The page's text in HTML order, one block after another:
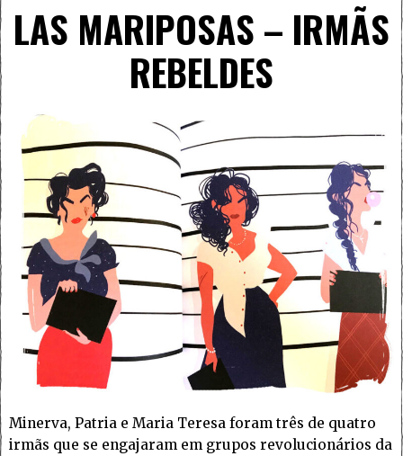
LAS MARIPOSAS – IRMÃS
REBELDES
Minerva, Patria e Maria Teresa foram três de quatro
irmãs que se engajaram em grupos revolucionários da